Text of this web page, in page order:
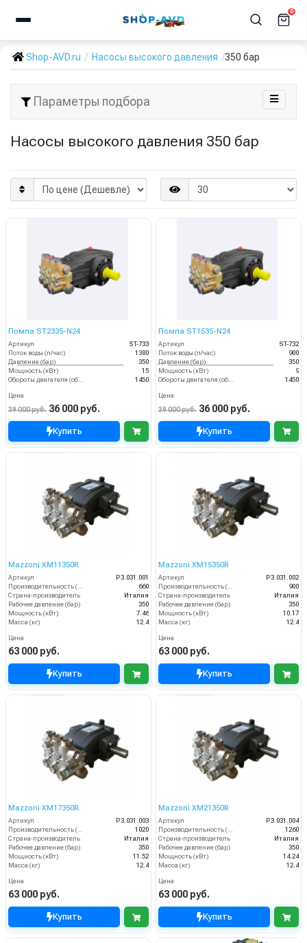
0
Shop-AVD.ru Насосы высокого давления 350 бар
Параметры подбора
Насосы высокого давления 350 бар
Помпа ST2335-N24
Артикул
ST-733
Поток воды (л/час)
1380
Давление (бар)
350
Мощность (кВт)
15
1450
Цена
39 000 руб. 36 000 руб.
Купить
Помпа ST1535-N24
Артикул
ST-732
Поток воды (л/час)
900
Давление (бар)
350
Мощность (кВт)
9
1450
Цена
39 000 руб. 36 000 руб.
Купить
Mazzoni XM11350R
Артикул
P3.031.001
Производительность (л/ч)
660
Страна-производитель
Италия
Рабочее давление (бар)
350
Мощность (кВт)
7.46
Масса (кг)
12.4
Цена
63 000 руб.
Купить
Mazzoni XM15350R
Артикул
P3.031.002
Производительность (л/ч)
900
Страна-производитель
Италия
Рабочее давление (бар)
350
Мощность (кВт)
10.17
Масса (кг)
12.4
Цена
63 000 руб.
Купить
Mazzoni XM17350R
Артикул
P3.031.003
Производительность (л/ч)
1020
Страна-производитель
Италия
Рабочее давление (бар)
350
Мощность (кВт)
11.52
Масса (кг)
12.4
Цена
63 000 руб.
Купить
Mazzoni XM21350R
Артикул
P3.031.004
Производительность (л/ч)
1260
Страна-производитель
Италия
Рабочее давление (бар)
350
Мощность (кВт)
14.24
Масса (кг)
12.4
Цена
63 000 руб.
Купить